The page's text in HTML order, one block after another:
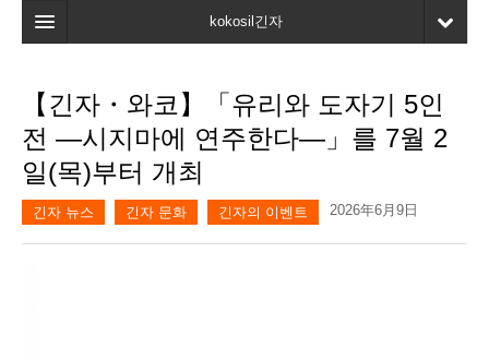
kokosil긴자
검색
최신정보
고객평가
마이페이지
【긴자・와코】「유리와 도자기 5인
전 ―시지마에 연주한다―」를 7월 2
일(목)부터 개최
긴자 뉴스 긴자 문화 긴자의 이벤트 2026年6月9日